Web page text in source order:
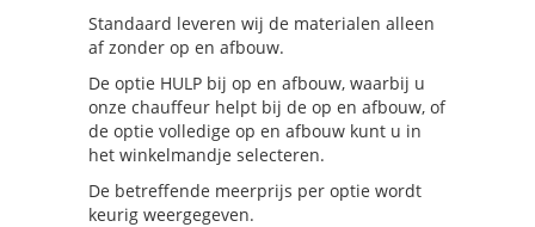
Standaard leveren wij de materialen alleen
af zonder op en afbouw.
De optie HULP bij op en afbouw, waarbij u
onze chauffeur helpt bij de op en afbouw, of
de optie volledige op en afbouw kunt u in
het winkelmandje selecteren.
De betreffende meerprijs per optie wordt
keurig weergegeven.